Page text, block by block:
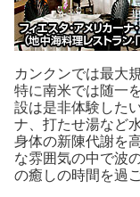
カンクンでは最大
特に南米では随一
設は是非体験した
ナ、打たせ湯など
身体の新陳代謝を
な雰囲気の中で波
の癒しの時間を過